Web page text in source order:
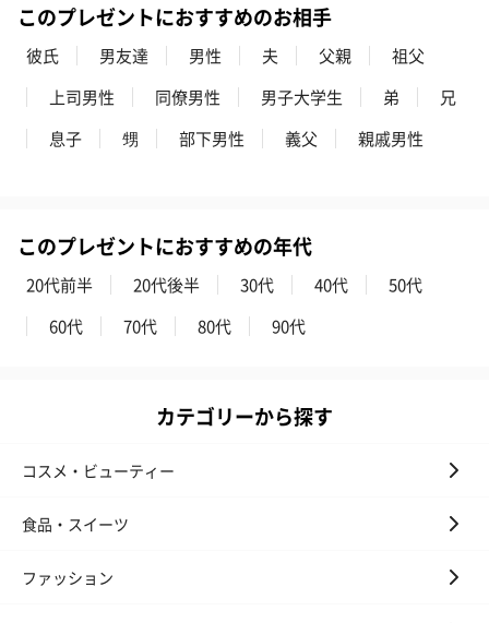
ハンドタオル・ハンカチを同梱してお届けいたします。ギフトへ
の＋αにおすすめです。
花束ハンドタオル（ピ
ンク）（1,760円）
花束ハンドタオル（ブ
ルー）（1,760円）
ワイト）（
キャンドル・お香を同梱してお届けいたします。
このプレゼントにおすすめのお相手
彼氏 男友達 男性 夫 父親
祖父
上司男性
同僚男性 男子大学生 弟
兄
息子
甥 部下男性 義父 親戚男性
このプレゼントにおすすめの年代
20代前半 20代後半 30代 40代
50代
60代
70代 80代 90代
カテゴリーから探す
コスメ・ビューティー
食品・スイーツ
ファッション